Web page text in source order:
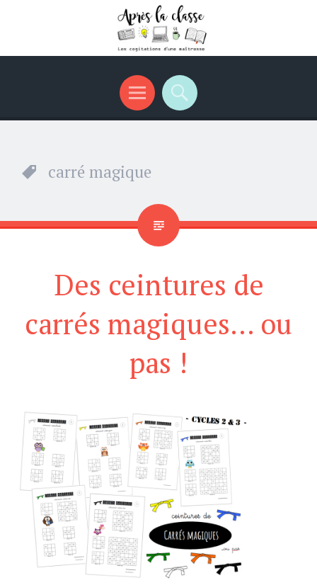
Menu
Recherche
carré magique
Des ceintures de
carrés magiques… ou
pas !